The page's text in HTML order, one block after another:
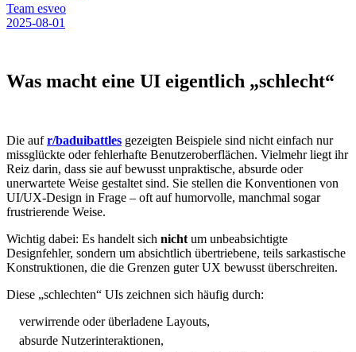
Team esveo
2025-08-01
Was macht eine UI eigentlich „schlecht“
Die aufr/baduibattles gezeigten Beispiele sind nicht einfach nur
missglückte oder fehlerhafte Benutzeroberflächen. Vielmehr liegt ihr
Reiz darin, dass sie auf bewusst unpraktische, absurde oder
unerwartete Weise gestaltet sind. Sie stellen die Konventionen von
UI/UX-Design in Frage – oft auf humorvolle, manchmal sogar
frustrierende Weise.
Wichtig dabei: Es handelt sich nicht um unbeabsichtigte
Designfehler, sondern um absichtlich übertriebene, teils sarkastische
Konstruktionen, die die Grenzen guter UX bewusst überschreiten.
Diese „schlechten“ UIs zeichnen sich häufig durch:
verwirrende oder überladene Layouts,
absurde Nutzerinteraktionen,